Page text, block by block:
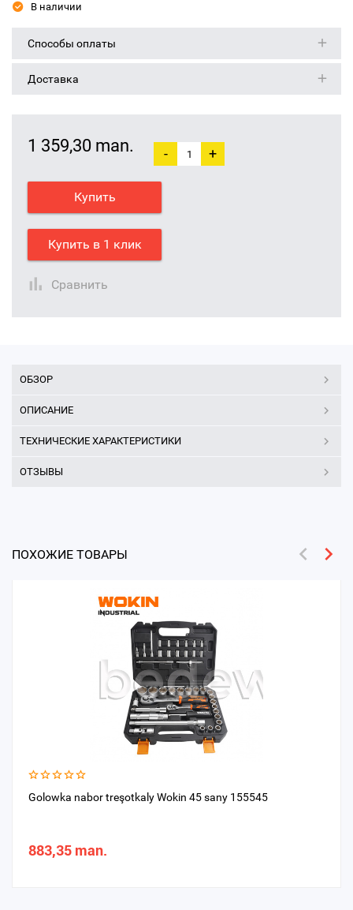
В наличии
Способы оплаты
Доставка
1 359,30 man. - +
Купить
Купить в 1 клик
Сравнить
ОБЗОР
ОПИСАНИЕ
ТЕХНИЧЕСКИЕ ХАРАКТЕРИСТИКИ
ОТЗЫВЫ
ПОХОЖИЕ ТОВАРЫ
Golowka nabor treşotkaly Wokin 45 sany 155545
883,35 man.